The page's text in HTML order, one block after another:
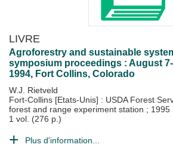
LIVRE
Agroforestry and sustainable
symposium proceedings : August
1994, Fort Collins, Colorado
W.J. Rietveld
Fort-Collins [Etats-Unis] : USDA Forest
forest and range experiment station ; 1995
1 vol. (276 p.)
Plus d'information...